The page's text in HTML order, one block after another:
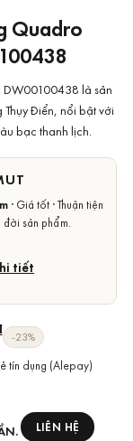
Quadro
DW00100438 là sản
Điển, nổi bật với
bạc thanh lịch.
· Giá tốt · Thuận tiện
đời sản phẩm.
tiết
₫.
₫.
-23%
tín dụng (Alepay)
LIÊN HỆ